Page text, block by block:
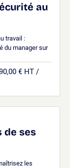
au
travail :
du manager sur
€ HT /
de ses
les